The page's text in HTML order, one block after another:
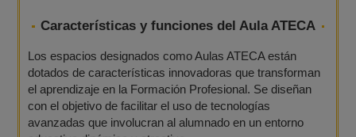
Características y funciones del Aula ATECA
Los espacios designados como Aulas ATECA están
dotados de características innovadoras que transforman
el aprendizaje en la Formación Profesional. Se diseñan
con el objetivo de facilitar el uso de tecnologías
avanzadas que involucran al alumnado en un entorno